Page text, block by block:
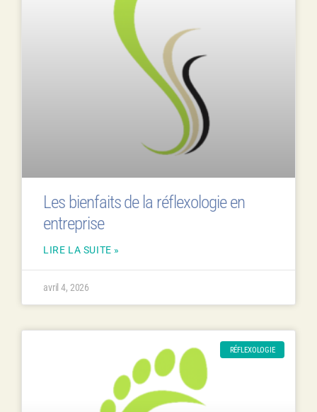
Les bienfaits de la réflexologie en
entreprise
LIRE LA SUITE »
avril 4, 2026
RÉFLEXOLOGIE